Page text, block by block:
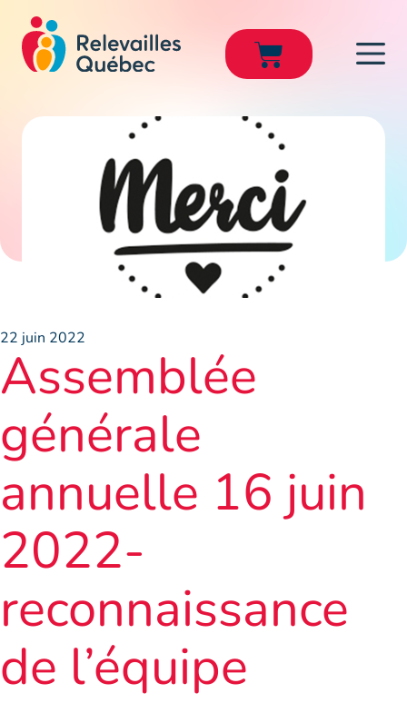
22 juin 2022
Assemblée
générale
annuelle 16 juin
2022-
reconnaissance
de l’équipe